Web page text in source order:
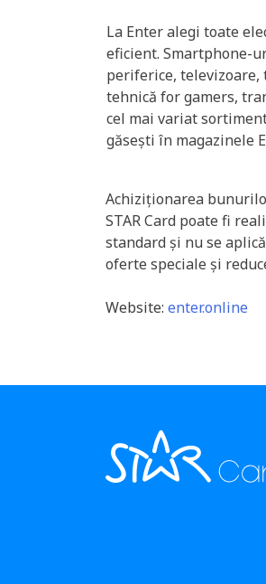
La Enter alegi toate
eficient. Smartphone-
periferice,
tehnică for gamers,
cel mai variat
găsești în magazinele
Achiziționarea
STAR Card poate fi
standard și nu se
oferte speciale și
Website: enter.online